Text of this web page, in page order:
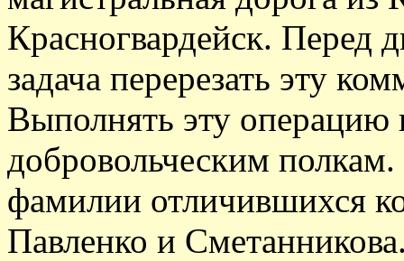
Красногвардейск. Перед
задача перерезать эту
Выполнять эту
добровольческим
фамилии отличившихся
Павленко и